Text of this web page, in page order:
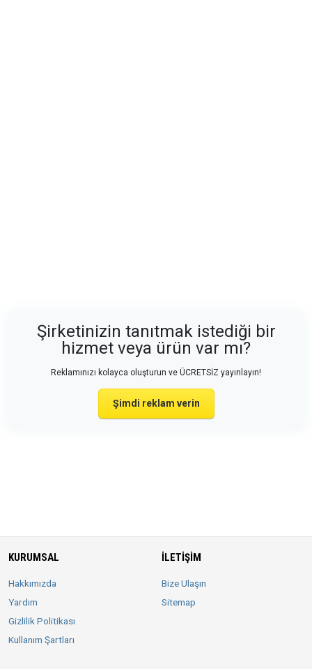
Şirketinizin tanıtmak istediği bir
hizmet veya ürün var mı?
Reklamınızı kolayca oluşturun ve ÜCRETSİZ yayınlayın!
Şimdi reklam verin
KURUMSAL
Hakkımızda
Yardım
Gizlilik Politikası
Kullanım Şartları
İLETIŞIM
Bize Ulaşın
Sitemap